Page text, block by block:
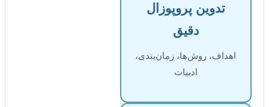
پروپوزال
روش‌ها، زمان‌بندی،